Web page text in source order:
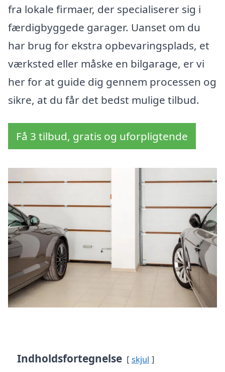
fra lokale firmaer, der specialiserer sig i
færdigbyggede garager. Uanset om du
har brug for ekstra opbevaringsplads, et
værksted eller måske en bilgarage, er vi
her for at guide dig gennem processen og
sikre, at du får det bedst mulige tilbud.
Få 3 tilbud, gratis og uforpligtende
Indholdsfortegnelse skjul